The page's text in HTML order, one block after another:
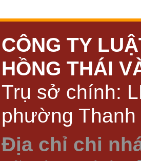
CÔNG TY
HỒNG THÁI
Trụ sở chính:
phường Thanh
Địa chỉ chi